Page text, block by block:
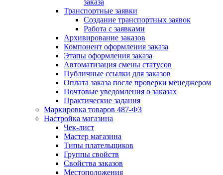
заказа
Транспортные заявки
Создание транспортных заявок
Работа с заявками
Архивирование заказов
Компонент оформления заказа
Этапы оформления заказа
Автоматизация смены статусов
Публичные ссылки для заказов
Оплата заказа после проверки менеджером
Почтовые уведомления о заказах
Практические задания
Маркировка товаров 487-ФЗ
Настройка магазина
Чек-лист
Мастер магазина
Типы плательщиков
Группы свойств
Свойства заказов
Местоположения